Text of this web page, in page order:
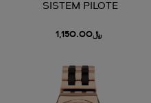
SISTEM PILOTE
﷼1,150.00